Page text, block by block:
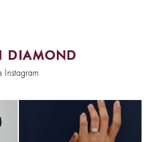
DIAMOND
Instagram